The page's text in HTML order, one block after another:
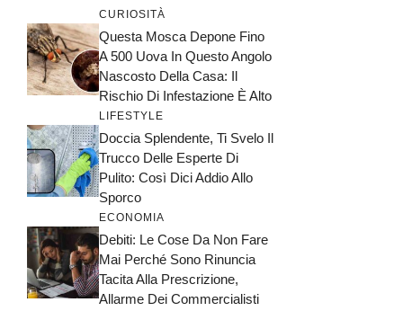
CURIOSITÀ
Questa Mosca Depone Fino
A 500 Uova In Questo Angolo
Nascosto Della Casa: Il
Rischio Di Infestazione È Alto
LIFESTYLE
Doccia Splendente, Ti Svelo Il
Trucco Delle Esperte Di
Pulito: Così Dici Addio Allo
Sporco
ECONOMIA
Debiti: Le Cose Da Non Fare
Mai Perché Sono Rinuncia
Tacita Alla Prescrizione,
Allarme Dei Commercialisti